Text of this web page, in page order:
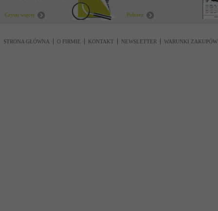
Czytaj więcej
Pobierz
STRONA GŁÓWNA O FIRMIE KONTAKT NEWSLETTER WARUNKI ZAKUPÓW